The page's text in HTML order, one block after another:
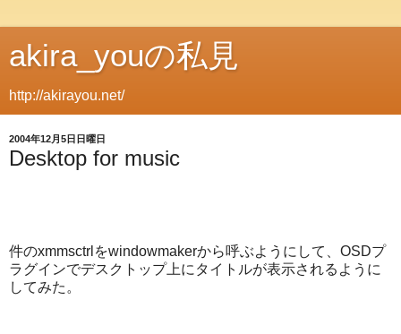
akira_youの私見
http://akirayou.net/
2004年12月5日日曜日
Desktop for music
件のxmmsctrlをwindowmakerから呼ぶようにして、OSDプ
ラグインでデスクトップ上にタイトルが表示されるように
してみた。